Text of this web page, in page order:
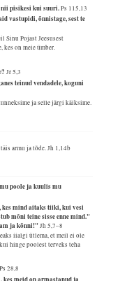
nii pisikesi kui suuri.Ps 115,13
vastupidi, õnnistage, sest te
Sinu Pojast Jeesusest
kes on meie ümber.
Jr 5,3
teinud vendadele, koguni
ja selle järgi käiksime.
armu ja tõde.Jh 1,14b
poole ja kuulis mu
kes mind aitaks tiiki, kui vesi
mõni teine sisse enne mind."
ja kõnni!"Jh 5,7–8
iialgi ütlema, et meil ei ole
hinge poolest terveks teha
Ps 28,8
kes meid on armastanud ja